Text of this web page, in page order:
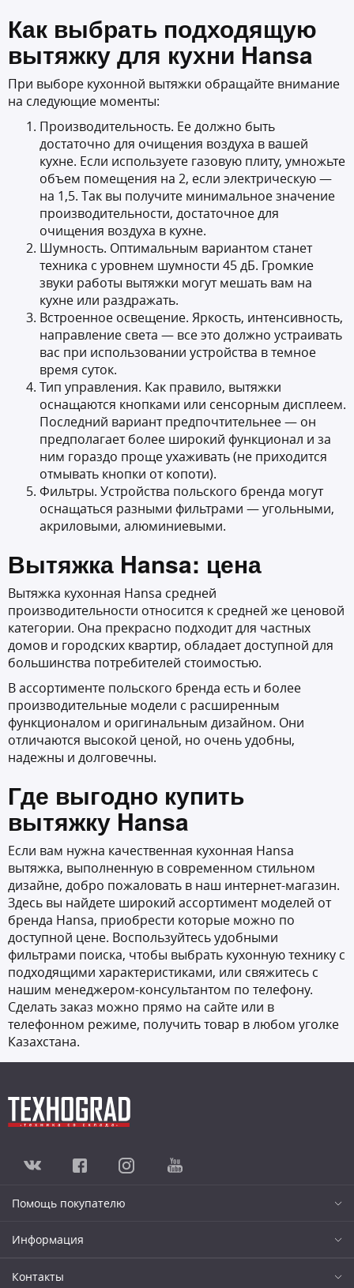
Как выбрать подходящую
вытяжку для кухни Hansa
При выборе кухонной вытяжки обращайте внимание
на следующие моменты:
Производительность. Ее должно быть
достаточно для очищения воздуха в вашей
кухне. Если используете газовую плиту, умножьте
объем помещения на 2, если электрическую —
на 1,5. Так вы получите минимальное значение
производительности, достаточное для
очищения воздуха в кухне.
Шумность. Оптимальным вариантом станет
техника с уровнем шумности 45 дБ. Громкие
звуки работы вытяжки могут мешать вам на
кухне или раздражать.
Встроенное освещение. Яркость, интенсивность,
направление света — все это должно устраивать
вас при использовании устройства в темное
время суток.
Тип управления. Как правило, вытяжки
оснащаются кнопками или сенсорным дисплеем.
Последний вариант предпочтительнее — он
предполагает более широкий функционал и за
ним гораздо проще ухаживать (не приходится
отмывать кнопки от копоти).
Фильтры. Устройства польского бренда могут
оснащаться разными фильтрами — угольными,
акриловыми, алюминиевыми.
Вытяжка Hansa: цена
Вытяжка кухонная Hansa средней
производительности относится к средней же ценовой
категории. Она прекрасно подходит для частных
домов и городских квартир, обладает доступной для
большинства потребителей стоимостью.
В ассортименте польского бренда есть и более
производительные модели с расширенным
функционалом и оригинальным дизайном. Они
отличаются высокой ценой, но очень удобны,
надежны и долговечны.
Где выгодно купить
вытяжку Hansa
Если вам нужна качественная кухонная Hansa
вытяжка, выполненную в современном стильном
дизайне, добро пожаловать в наш интернет-магазин.
Здесь вы найдете широкий ассортимент моделей от
бренда Hansa, приобрести которые можно по
доступной цене. Воспользуйтесь удобными
фильтрами поиска, чтобы выбрать кухонную технику с
подходящими характеристиками, или свяжитесь с
нашим менеджером-консультантом по телефону.
Сделать заказ можно прямо на сайте или в
телефонном режиме, получить товар в любом уголке
Казахстана.
Помощь покупателю
Информация
Контакты